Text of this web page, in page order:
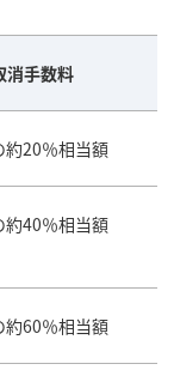
消手数料
約20％相当額
約40％相当額
約60％相当額